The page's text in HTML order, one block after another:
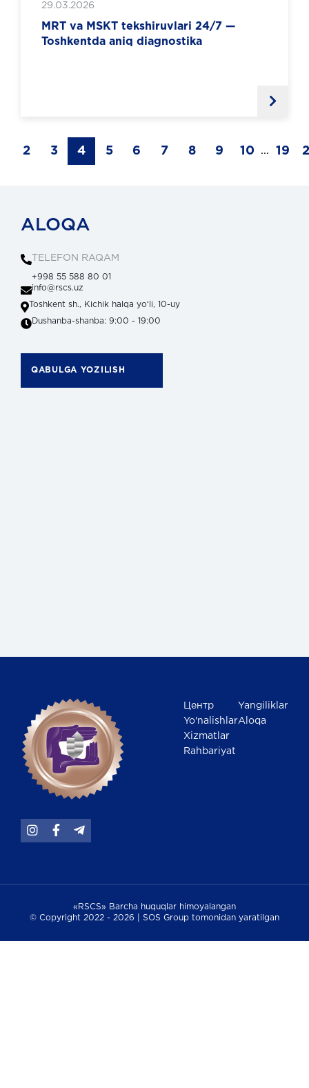
29.03.2026
MRT va MSKT tekshiruvlari 24/7 —
Toshkentda aniq diagnostika
2 3 4 5 6 7 8 9 10 ... 19
ALOQA
TELEFON RAQAM
+998 55 588 80 01
info@rscs.uz
Toshkent sh., Kichik halqa yoʻli, 10-uy
Dushanba-shanba: 9:00 - 19:00
QABULGA YOZILISH
Центр
Yo'nalishlar
Xizmatlar
Rahbariyat
Yangiliklar
Aloqa
«RSCS» Barcha huquqlar himoyalangan
© Copyright 2022 - 2026 | SOS Group tomonidan yaratilgan